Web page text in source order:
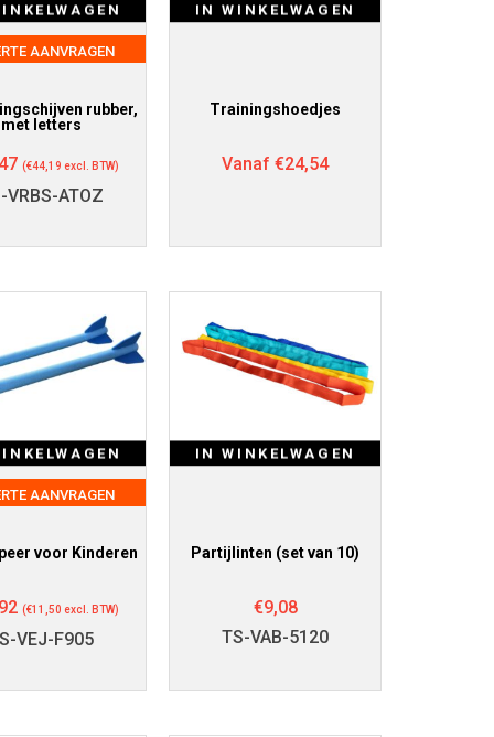
AANVRAGEN
rubber,
met letters
(€44,19 excl. BTW)
VRBS-ATOZ
IN WINKELWAGEN
Trainingshoedjes
Vanaf€24,54
AANVRAGEN
voor Kinderen
(€11,50 excl. BTW)
VEJ-F905
IN WINKELWAGEN
Partijlinten (set van 10)
€9,08
TS-VAB-5120